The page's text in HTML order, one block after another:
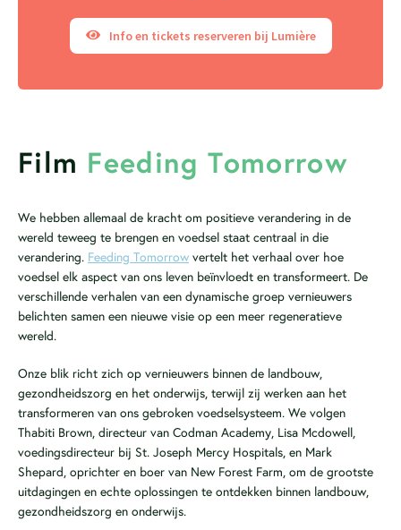
Info en tickets reserveren bij Lumière
Film Feeding Tomorrow
We hebben allemaal de kracht om positieve verandering in de
wereld teweeg te brengen en voedsel staat centraal in die
verandering. Feeding Tomorrow vertelt het verhaal over hoe
voedsel elk aspect van ons leven beïnvloedt en transformeert. De
verschillende verhalen van een dynamische groep vernieuwers
belichten samen een nieuwe visie op een meer regeneratieve
wereld.
Onze blik richt zich op vernieuwers binnen de landbouw,
gezondheidszorg en het onderwijs, terwijl zij werken aan het
transformeren van ons gebroken voedselsysteem. We volgen
Thabiti Brown, directeur van Codman Academy, Lisa Mcdowell,
voedingsdirecteur bij St. Joseph Mercy Hospitals, en Mark
Shepard, oprichter en boer van New Forest Farm, om de grootste
uitdagingen en echte oplossingen te ontdekken binnen landbouw,
gezondheidszorg en onderwijs.